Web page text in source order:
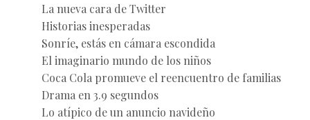
La nueva cara de Twitter
Historias inesperadas
Sonríe, estás en cámara escondida
El imaginario mundo de los niños
Coca Cola promueve el reencuentro de familias
Drama en 3.9 segundos
Lo atípico de un anuncio navideño